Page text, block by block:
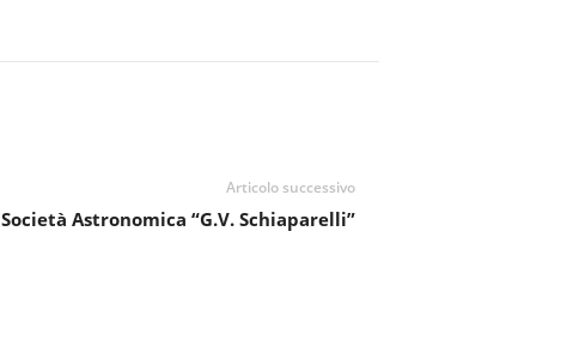
Articolo successivo
Società Astronomica “G.V. Schiaparelli”